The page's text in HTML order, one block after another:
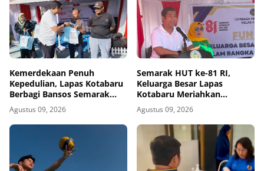
Kemerdekaan Penuh
Kepedulian, Lapas Kotabaru
Berbagi Bansos Semarak
HUT ke-81 RI
Agustus 09, 2026
Semarak HUT ke-81 RI,
Keluarga Besar Lapas
Kotabaru Meriahkan
Kemerdekaan Lewat Fun
Walk
Agustus 09, 2026